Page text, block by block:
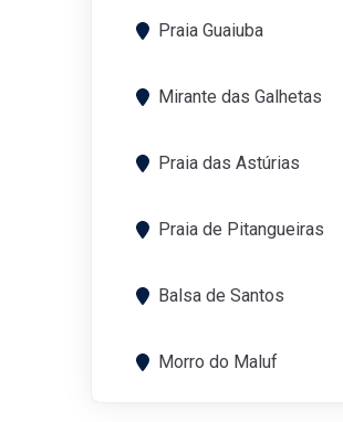
Praia Guaiuba
Mirante das Galhetas
Praia das Astúrias
Praia de Pitangueiras
Balsa de Santos
Morro do Maluf